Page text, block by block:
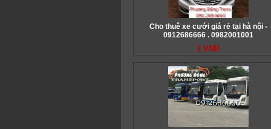
Cho thuê xe cưới giá rẻ tại hà nội -
0912686666 . 0982001001
1 VNĐ